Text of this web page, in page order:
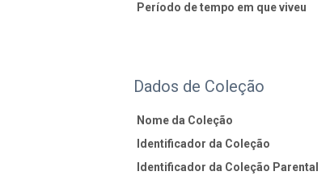
Período de tempo em que viveu
Dados de Coleção
Nome da Coleção
Identificador da Coleção
Identificador da Coleção Parental